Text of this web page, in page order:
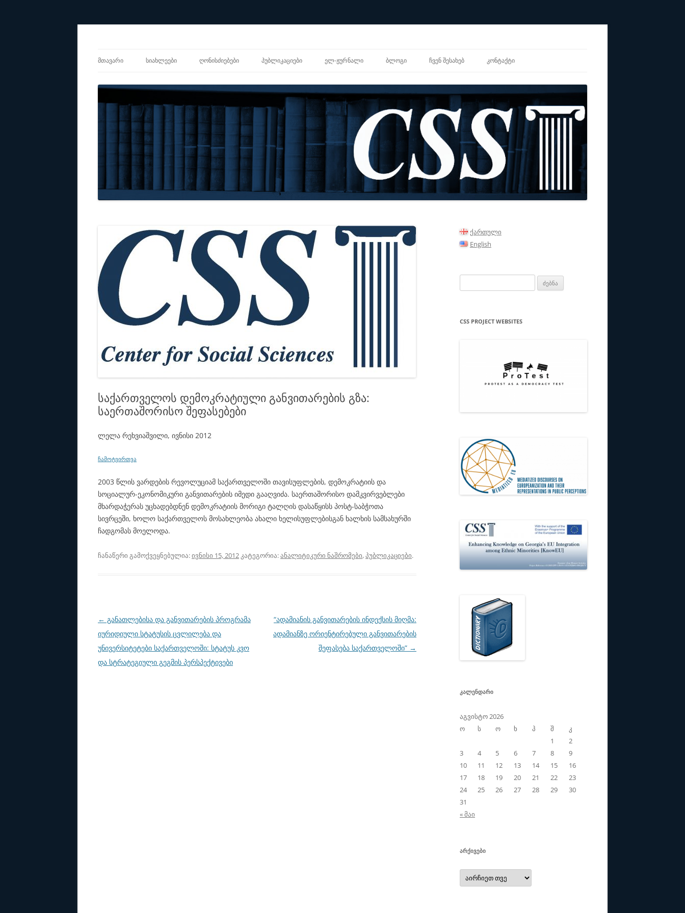
გადასვლა
ᲛᲗᲐᲕᲐᲠᲘ ᲡᲘᲐᲮᲚᲔᲔᲑᲘ ᲦᲝᲜᲘᲡᲫᲘᲔᲑᲔᲑᲘ ᲞᲣᲑᲚᲘᲙᲐᲪᲘᲔᲑᲘ
ᲐᲜᲐᲚᲘᲢᲘᲙᲣᲠᲘ ᲜᲐᲨᲠᲝᲛᲔᲑᲘ
ᲬᲘᲒᲜᲔᲑᲘ
ᲒᲐᲕᲠᲪᲝᲑᲘᲚᲘ ᲡᲘᲚᲐᲑᲣᲡᲔᲑᲘ
ᲔᲚ-ᲟᲣᲠᲜᲐᲚᲘ ᲑᲚᲝᲒᲘ ᲩᲕᲔᲜ ᲨᲔᲡᲐᲮᲔᲑ
ᲝᲠᲒᲐᲜᲘᲖᲐᲪᲘᲘᲡ CV
ᲪᲔᲜᲢᲠᲘᲡ ᲡᲐᲑᲭᲝ
ᲒᲔᲜᲓᲔᲠᲣᲚᲘ ᲗᲐᲜᲐᲡᲬᲝᲠᲝᲑᲘᲡ
ᲒᲔᲒᲛᲐ
ᲠᲔᲡᲣᲠᲡᲔᲑᲘ
ᲔᲚᲔᲥᲢᲠᲝᲜᲣᲚᲘ ᲚᲔᲥᲡᲘᲙᲝᲜᲘ-
ᲓᲝᲜᲝᲠᲔᲑᲘ/ᲞᲐᲠᲢᲜᲘᲝᲠᲔᲑᲘ
ᲙᲝᲜᲢᲐᲥᲢᲘ
საქართველოს დემოკრატიული განვითარების გზა:
საერთაშორისო შეფასებები
ლელა რეხვიაშვილი, ივნისი 2012
ჩამოტვირთვა
2003 წლის ვარდების რევოლუციამ საქართველოში თავისუფლების, დემოკრატიის და
სოციალურ-ეკონომიკური განვითარების იმედი გააღვიძა. საერთაშორისო დამკვირვებლები
მხარდაჭერას უცხადებდნენ დემოკრატიის მორიგი ტალღის დასაწყისს პოსტ-საბჭოთა
სივრცეში, ხოლო საქართველოს მოსახლეობა ახალი ხელისუფლებისგან ხალხის სამსახურში
ჩადგომას მოელოდა.
ჩანაწერი გამოქვეყნებულია:ივნისი 15, 2012კატეგორია:ანალიტიკური ნაშრომები,პუბლიკაციები.
პოსტის
ნავიგაცია
← განათლებისა და განვითარების პროგრამა
იურიდიული სტატუსის ცვლილება და
უნივერსიტეტები საქართველოში: სტატუს კვო
და სტრატეგიული გეგმის პერსპექტივები
“ადამიანის განვითარების ინდექსის მიღმა:
ადამიანზე ორიენტირებული განვითარების
შეფასება საქართველოში” →
ქართული
English
CSS PROJECT WEBSITES
ᲙᲐᲚᲔᲜᲓᲐᲠᲘ
აგვისტო 2026
ო
ს ო ხ პ შ
კ
1
2
3
4 5 6 7 8
9
10
11 12 13 14 15
16
17
18 19 20 21 22
23
24
25 26 27 28 29
30
31
« მაი
ᲐᲠᲥᲘᲕᲔᲑᲘ
არქივები